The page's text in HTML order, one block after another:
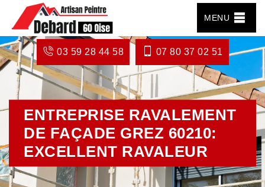
MENU
03 59 28 44 58 07 80 37 02 51
ENTREPRISE RAVALEMENT
DE FAÇADE GREZ 60210:
EXCELLENT RAVALEUR